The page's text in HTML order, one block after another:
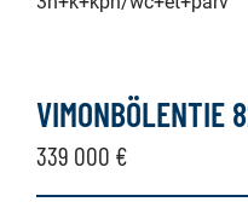
VIMONBÖLENTIE
339 000 €